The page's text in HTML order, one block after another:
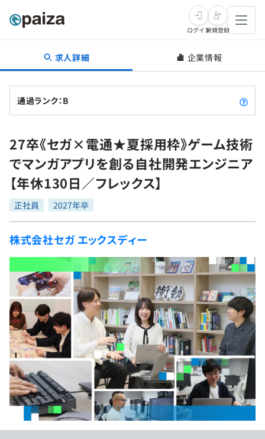
転職・キャリア
転職成功ガイド
転職エージェント
インタビュー
転職成功ガイド
新卒就活
求人検索
本選考
インターン
新卒エージェント
イベント・セミナー
インタビュー
就活成功ガイド
学習
問題集
4択課題
リファレンス
プラン
個人向けプラン
法人向けプラン
学校向けプラン
プログラミング言語
再チャレンジ結果一覧
ゲーム・マンガ
Tech Team Journal
paiza times
note
paizaとは？
ログイン新規登録
求人詳細 企業情報
通過ランク：B
27卒《セガ×電通★夏採用枠》ゲーム技術
でマンガアプリを創る自社開発エンジニア
【年休130日／フレックス】
正社員 2027年卒
株式会社セガ エックスディー